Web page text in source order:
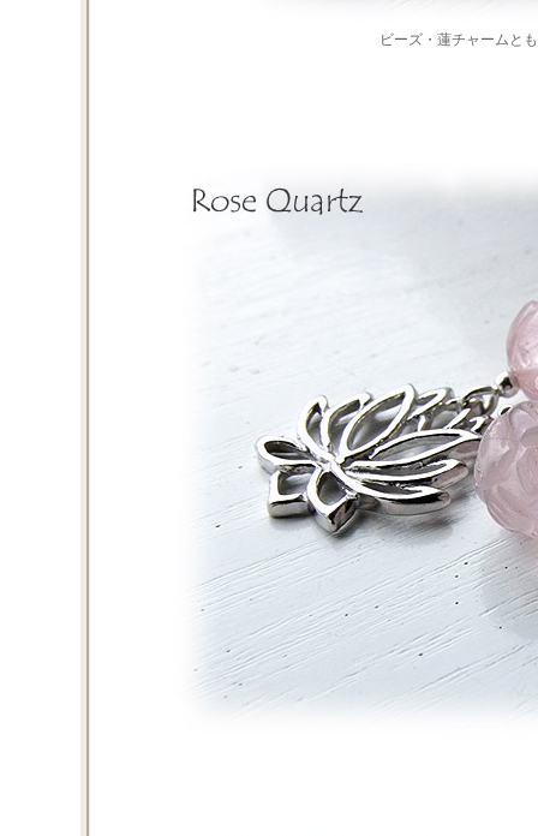
ビーズ・蓮チャームと